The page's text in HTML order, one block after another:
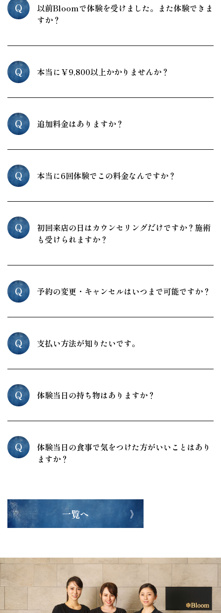
Q
以前Bloomで体験を受けました。また体験できま
すか？
Q 本当に￥9,800以上かかりませんか？
Q 追加料金はありますか？
Q 本当に6回体験でこの料金なんですか？
Q
初回来店の日はカウンセリングだけですか？施術
も受けられますか？
Q 予約の変更・キャンセルはいつまで可能ですか？
Q 支払い方法が知りたいです。
Q 体験当日の持ち物はありますか？
Q
体験当日の食事で気をつけた方がいいことはあり
ますか？
一覧へ